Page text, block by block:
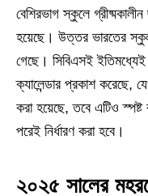
বেশিরভাগ স্কুলে
হয়েছে। উত্তর ভারতের
গেছে। সিবিএসই
ক্যালেন্ডার প্রকাশ করেছে,
করা হয়েছে, তবে এটিও স্পষ্ট
পরেই নির্ধারণ করা হবে।
২০২৫ সালের